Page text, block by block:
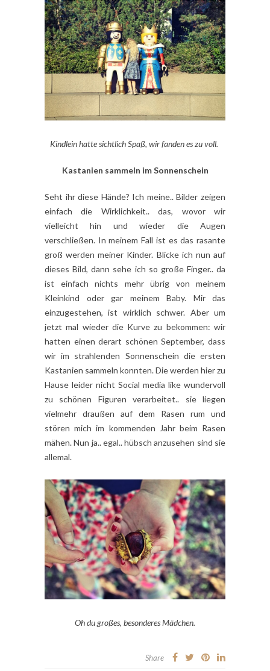
Kindlein hatte sichtlich Spaß, wir fanden es zu voll.
Kastanien sammeln im Sonnenschein
Seht ihr diese Hände? Ich meine.. Bilder zeigen
einfach die Wirklichkeit.. das, wovor wir
vielleicht hin und wieder die Augen
verschließen. In meinem Fall ist es das rasante
groß werden meiner Kinder. Blicke ich nun auf
dieses Bild, dann sehe ich so große Finger.. da
ist einfach nichts mehr übrig von meinem
Kleinkind oder gar meinem Baby. Mir das
einzugestehen, ist wirklich schwer. Aber um
jetzt mal wieder die Kurve zu bekommen: wir
hatten einen derart schönen September, dass
wir im strahlenden Sonnenschein die ersten
Kastanien sammeln konnten. Die werden hier zu
Hause leider nicht Social media like wundervoll
zu schönen Figuren verarbeitet.. sie liegen
vielmehr draußen auf dem Rasen rum und
stören mich im kommenden Jahr beim Rasen
mähen. Nun ja.. egal.. hübsch anzusehen sind sie
allemal.
Oh du großes, besonderes Mädchen.
Share